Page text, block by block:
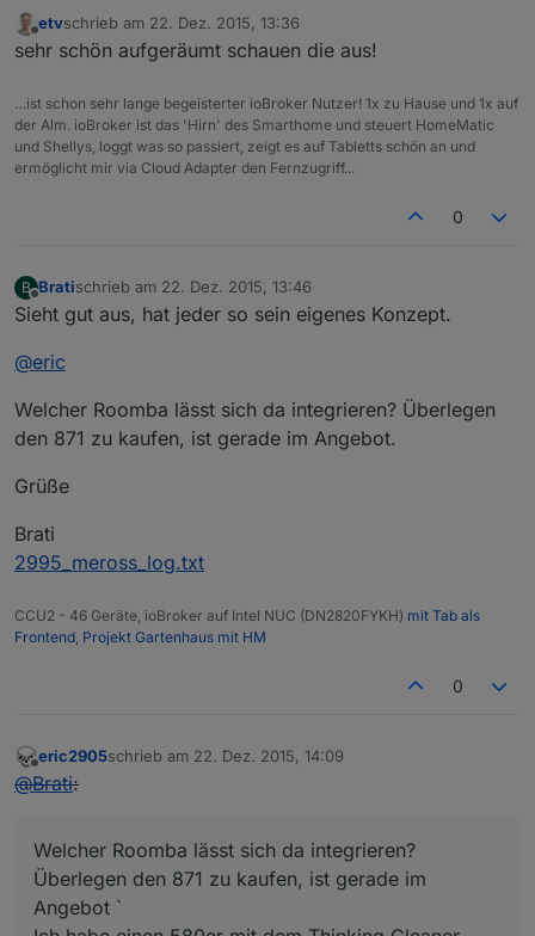
Offline
etvschrieb am 22. Dez. 2015, 13:36
zuletzt editiert von
sehr schön aufgeräumt schauen die aus!
…ist schon sehr lange begeisterter ioBroker Nutzer! 1x zu Hause und 1x auf
der Alm. ioBroker ist das 'Hirn' des Smarthome und steuert HomeMatic
und Shellys, loggt was so passiert, zeigt es auf Tabletts schön an und
ermöglicht mir via Cloud Adapter den Fernzugriff...
0
B
Offline
Bratischrieb am 22. Dez. 2015, 13:46
zuletzt editiert von
Sieht gut aus, hat jeder so sein eigenes Konzept.
@eric
Welcher Roomba lässt sich da integrieren? Überlegen
den 871 zu kaufen, ist gerade im Angebot.
Grüße
Brati
2995_meross_log.txt
CCU2 - 46 Geräte, ioBroker auf Intel NUC (DN2820FYKH) mit Tab als
Frontend Projekt Gartenhaus mit HM
0
Offline
eric2905schrieb am 22. Dez. 2015, 14:09
zuletzt editiert von
@Brati:
Welcher Roomba lässt sich da integrieren?
Überlegen den 871 zu kaufen, ist gerade im
Angebot `